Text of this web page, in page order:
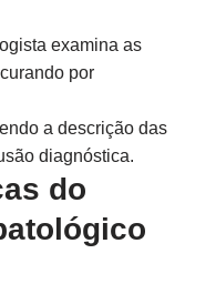
examina as
por
a descrição das
diagnóstica.
do